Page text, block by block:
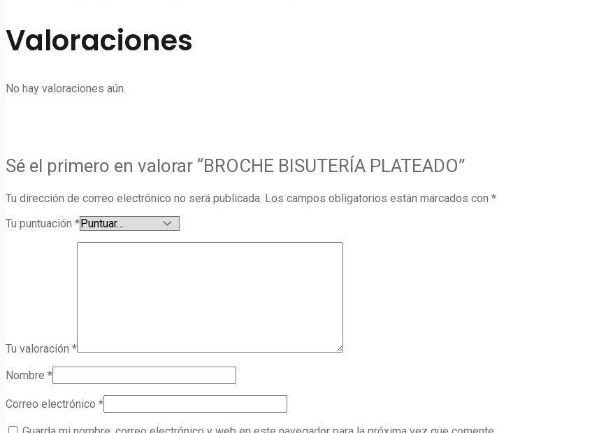
Valoraciones
No hay valoraciones aún.
Sé el primero en valorar “BROCHE BISUTERÍA PLATEADO”
Tu dirección de correo electrónico no será publicada. Los campos obligatorios están marcados con *
Tu puntuación *
Tu valoración *
Nombre *
Correo electrónico *